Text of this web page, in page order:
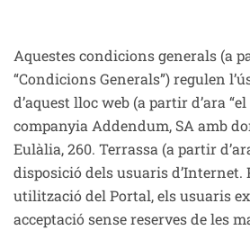
Aquestes condicions generals (a
“Condicions Generals”) regulen
d’aquest lloc web (a partir d’ara
companyia Addendum, SA amb
Eulàlia, 260. Terrassa (a partir
disposició dels usuaris d’Internet.
utilització del Portal, els usuaris
acceptació sense reserves de les